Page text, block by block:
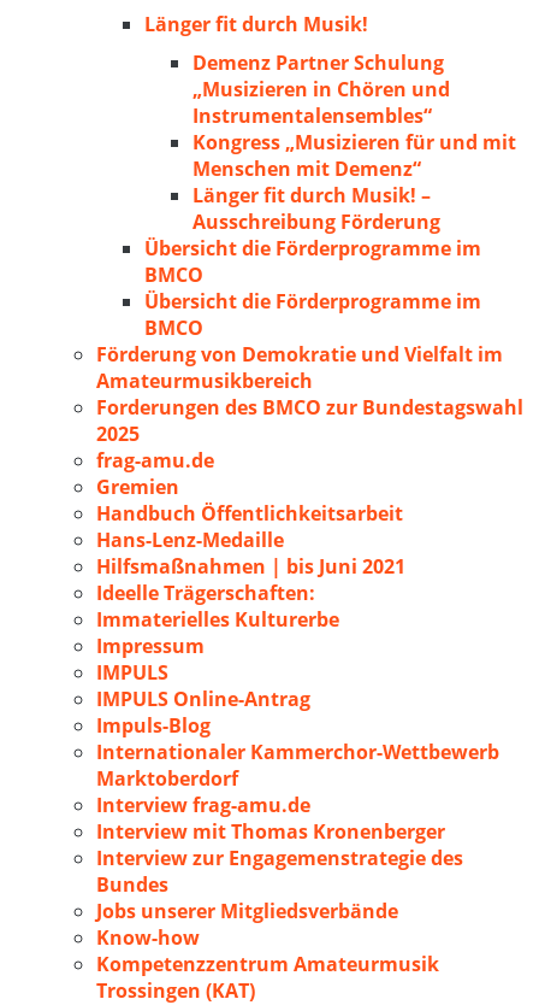
Länger fit durch Musik!
Demenz Partner Schulung
„Musizieren in Chören und
Instrumentalensembles“
Kongress „Musizieren für und mit
Menschen mit Demenz“
Länger fit durch Musik! –
Ausschreibung Förderung
Übersicht die Förderprogramme im
BMCO
Übersicht die Förderprogramme im
BMCO
Förderung von Demokratie und Vielfalt im
Amateurmusikbereich
Forderungen des BMCO zur Bundestagswahl
2025
frag-amu.de
Gremien
Handbuch Öffentlichkeitsarbeit
Hans-Lenz-Medaille
Hilfsmaßnahmen | bis Juni 2021
Ideelle Trägerschaften:
Immaterielles Kulturerbe
Impressum
IMPULS
IMPULS Online-Antrag
Impuls-Blog
Internationaler Kammerchor-Wettbewerb
Marktoberdorf
Interview frag-amu.de
Interview mit Thomas Kronenberger
Interview zur Engagemenstrategie des
Bundes
Jobs unserer Mitgliedsverbände
Know-how
Kompetenzzentrum Amateurmusik
Trossingen (KAT)